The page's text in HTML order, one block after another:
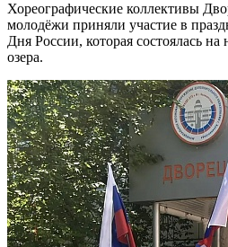
Хореографические коллективы
молодёжи приняли участие в
Дня России, которая состоялась
озера.